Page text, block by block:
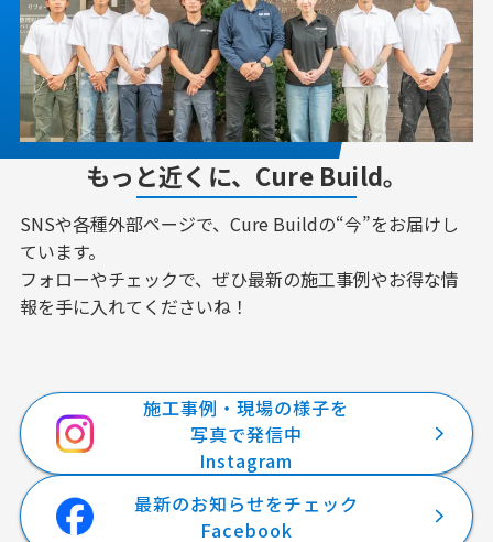
もっと近くに、Cure Build。
SNSや各種外部ページで、Cure Buildの“今”をお届けし
ています。
フォローやチェックで、ぜひ最新の施工事例やお得な情
報を手に入れてくださいね！
施工事例・現場の様子を
写真で発信中
Instagram
最新のお知らせをチェック
Facebook